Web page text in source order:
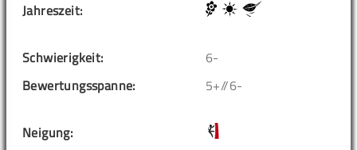
Jahreszeit:
Schwierigkeit:
6-
Bewertungsspanne:
5+//6-
Neigung: